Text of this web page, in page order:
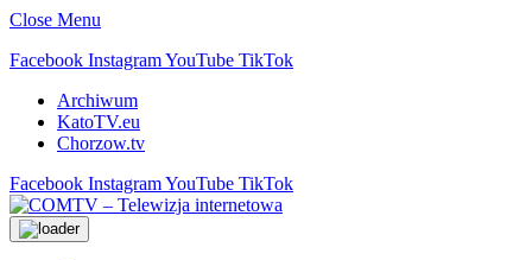
Close Menu
Facebook InstagramYouTube TikTok
Archiwum
KatoTV.eu
Chorzow.tv
Facebook InstagramYouTube TikTok